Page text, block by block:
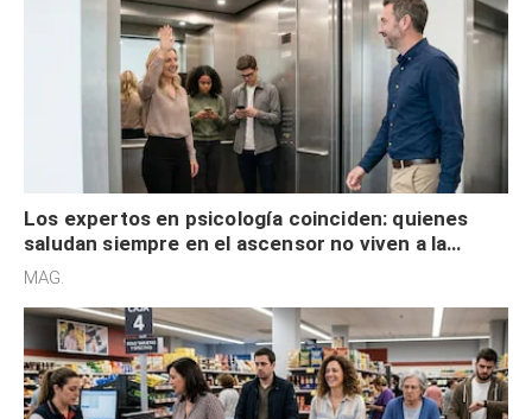
Los expertos en psicología coinciden: quienes
saludan siempre en el ascensor no viven a la
defensiva y tienen apertura social
MAG.